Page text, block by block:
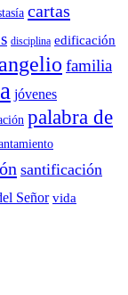
cartas
disciplina edificación
familia
jóvenes
palabra de
santificación
Señor vida